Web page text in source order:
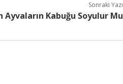
Sonraki Yazı
Ayvaların Kabuğu Soyulur Mu